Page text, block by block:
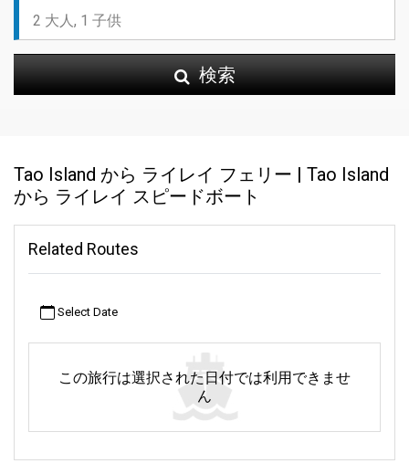
検索
Tao Island から ライレイ フェリー | Tao Island
から ライレイ スピードボート
Related Routes
Select Date
この旅行は選択された日付では利用できませ
ん